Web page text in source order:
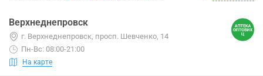
Верхнеднепровск
г. Верхнеднепровск, просп. Шевченко, 14
Пн-Вс: 08:00-21:00
На карте